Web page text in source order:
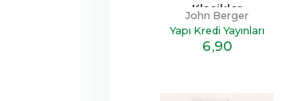
Klasikler
John Berger
Yapı Kredi Yayınları
6,90